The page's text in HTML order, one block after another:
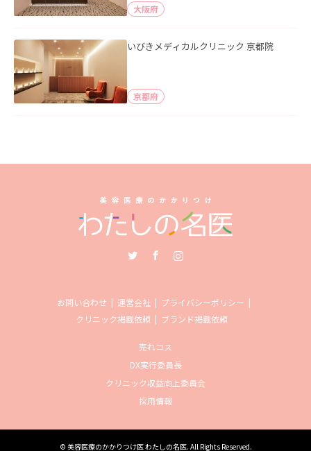
大阪府
いびきメディカルクリニック 京都院
京都府
お問い合わせ 運営会社
プライバシーポリシー
クリニック掲載依頼
ブランド掲載依頼
売れコス
DX実行委員長
クリニック収益向上委員会
採用情報
© 美容医療のかかりつけ医 わたしの名医. All Rights Reserved.